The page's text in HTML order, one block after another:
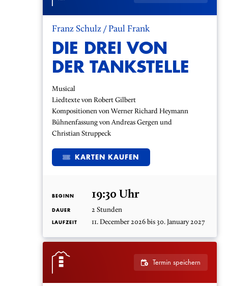
Franz Schulz / Paul Frank
DIE DREI VON
DER TANKSTELLE
Musical
Liedtexte von Robert Gilbert
Kompositionen von Werner Richard Heymann
Bühnenfassung von Andreas Gergen und
Christian Struppeck
KARTEN KAUFEN
BEGINN 19:30 Uhr
DAUER 2 Stunden
LAUFZEIT 11. December 2026 bis 30. January 2027
Termin speichern